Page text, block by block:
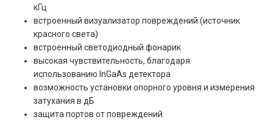
кГц
встроенный визуализатор повреждений (источник
красного света)
встроенный светодиодный фонарик
высокая чувствительность, благодаря
использованию InGaAs детектора
возможность установки опорного уровня и измерения
затухания в дБ
защита портов от повреждений